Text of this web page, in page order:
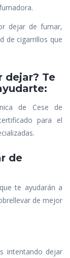
dejar de fumar,
de cigarrillos que
dejar? Te
de Cese de
para el
de
te ayudarán a
de mejor
intentando dejar